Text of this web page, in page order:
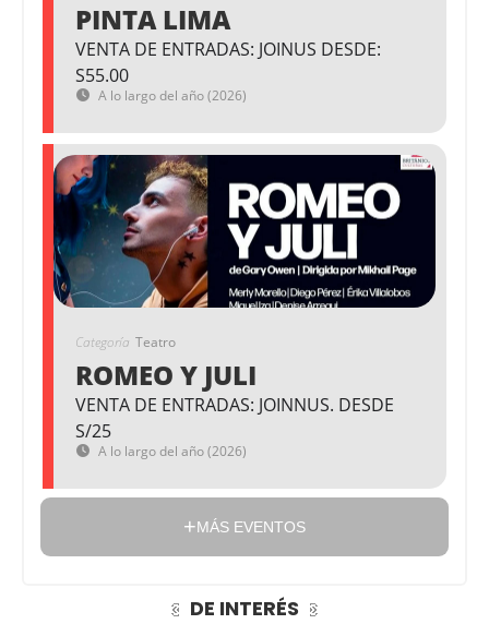
PINTA LIMA
VENTA DE ENTRADAS: JOINUS DESDE:
S55.00
A lo largo del año (2026)
Categoría Teatro
ROMEO Y JULI
VENTA DE ENTRADAS: JOINNUS. DESDE
S/25
A lo largo del año (2026)
MÁS EVENTOS
DE INTERÉS